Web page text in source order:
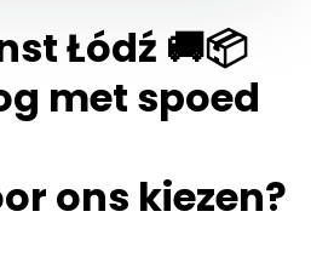
Łódź 🚚📦
met spoed
ons kiezen?